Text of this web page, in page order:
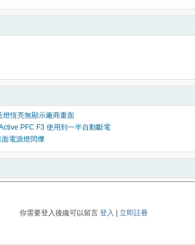
恆亮無顯示廠商畫面
PFC F3 使用到一半自動斷電
電源燈閃爍
你需要登入後纔可以留言 登入 立即註冊